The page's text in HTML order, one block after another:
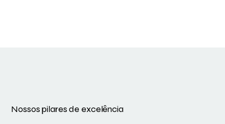
Nossos pilares de excelência